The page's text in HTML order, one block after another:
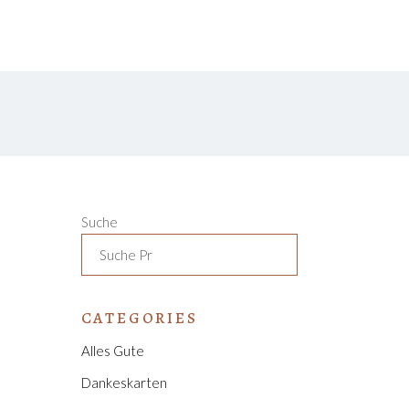
Suche
CATEGORIES
Alles Gute
Dankeskarten